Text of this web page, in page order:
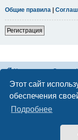
Этот сайт
обеспечения
Подробнее
Общие правила |
Регистрация
На главную Список
Российская
Эл.
использование материалов
На нашем портале правила
пользователей, в
Вы считаете, что ваше
(а объявление было
данном